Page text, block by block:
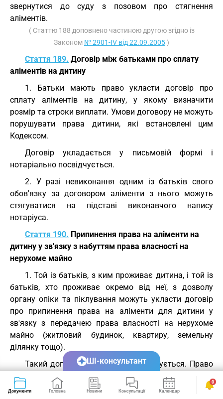
звернутися до суду з позовом про стягнення
аліментів.
( Статтю 188 доповнено частиною другою згідно із
Законом № 2901-IV від 22.09.2005)
Стаття 189. Договір між батьками про сплату
аліментів на дитину
1. Батьки мають право укласти договір про
сплату аліментів на дитину, у якому визначити
розмір та строки виплати. Умови договору не можуть
порушувати права дитини, які встановлені цим
Кодексом.
Договір укладається у письмовій формі і
нотаріально посвідчується.
2. У разі невиконання одним із батьків свого
обов'язку за договором аліменти з нього можуть
стягуватися на підставі виконавчого напису
нотаріуса.
Стаття 190. Припинення права на аліменти на
дитину у зв'язку з набуттям права власності на
нерухоме майно
1. Той із батьків, з ким проживає дитина, і той із
батьків, хто проживає окремо від неї, з дозволу
органу опіки та піклування можуть укласти договір
про припинення права на аліменти для дитини у
зв'язку з передачею права власності на нерухоме
майно (житловий будинок, квартиру, земельну
ділянку тощо).
Такий договір нотаріально посвідчується. Право
власності на нерухоме майно за таким договором
виникає з моменту державної реєстрації цього права
Документи Головна Новини Консультації Календар Сервіси
0
ШІ-консультант